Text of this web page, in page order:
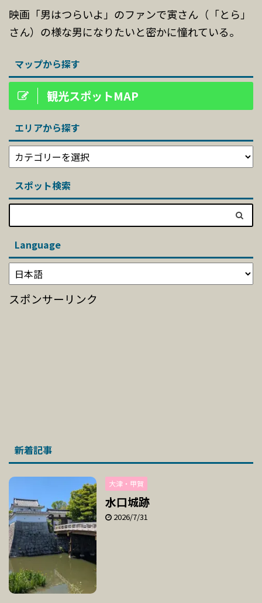
映画「男はつらいよ」のファンで寅さん（「とら」
さん）の様な男になりたいと密かに憧れている。
マップから探す
観光スポットMAP
エリアから探す
スポット検索
Language
スポンサーリンク
新着記事
大津・甲賀
水口城跡
2026/7/31